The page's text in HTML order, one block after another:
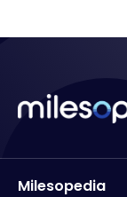
Milesopedia